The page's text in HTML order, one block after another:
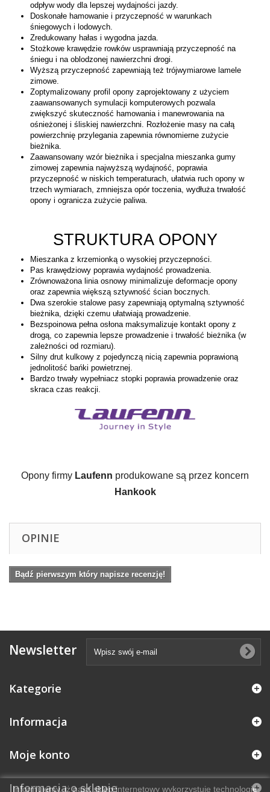
odpływ wody dla lepszej wydajności jazdy.
Doskonałe hamowanie i przyczepność w warunkach
śniegowych i lodowych.
Zredukowany hałas i wygodna jazda.
Stożkowe krawędzie rowków usprawniają przyczepność na
śniegu i na oblodzonej nawierzchni drogi.
Wyższą przyczepność zapewniają też trójwymiarowe lamele
zimowe.
Zoptymalizowany profil opony zaprojektowany z użyciem
zaawansowanych symulacji komputerowych pozwala
zwiększyć skuteczność hamowania i manewrowania na
ośnieżonej i śliskiej nawierzchni. Rozłożenie masy na całą
powierzchnię przylegania zapewnia równomierne zużycie
bieżnika.
Zaawansowany wzór bieżnika i specjalna mieszanka gumy
zimowej zapewnia najwyższą wydajność, poprawia
przyczepność w niskich temperaturach, ułatwia ruch opony w
trzech wymiarach, zmniejsza opór toczenia, wydłuża trwałość
opony i ogranicza zużycie paliwa.
STRUKTURA OPONY
Mieszanka z krzemionką o wysokiej przyczepności.
Pas krawędziowy poprawia wydajność prowadzenia.
Zrównoważona linia osnowy minimalizuje deformacje opony
oraz zapewnia większą sztywność ścian bocznych.
Dwa szerokie stalowe pasy zapewniają optymalną sztywność
bieżnika, dzięki czemu ułatwiają prowadzenie.
Bezspoinowa pełna osłona maksymalizuje kontakt opony z
drogą, co zapewnia lepsze prowadzenie i trwałość bieżnika (w
zależności od rozmiaru).
Silny drut kulkowy z pojedynczą nicią zapewnia poprawioną
jednolitość bańki powietrznej.
Bardzo trwały wypełniacz stopki poprawia prowadzenie oraz
skraca czas reakcji.
Opony firmy Laufenn
Hankook
OPINIE
Bądź pierwszym który napisze recenzję!
Newsletter
Kategorie
Informacja
Moje konto
Informacja o sklepie
Informujemy, iż nasz sklep internetowy wykorzystuje technologię